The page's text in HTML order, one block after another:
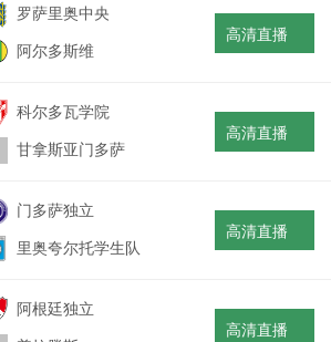
罗萨里奥中央
阿尔多斯维
高清直播
科尔多瓦学院
甘拿斯亚门多萨
高清直播
门多萨独立
里奥夸尔托学生队
高清直播
阿根廷独立
高清直播